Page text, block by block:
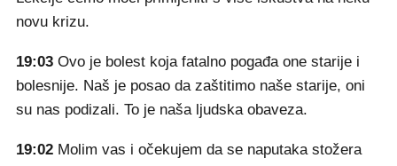
novu krizu.
19:03 Ovo je bolest koja fatalno pogađa one starije i
bolesnije. Naš je posao da zaštitimo naše starije, oni
su nas podizali. To je naša ljudska obaveza.
19:02 Molim vas i očekujem da se naputaka stožera